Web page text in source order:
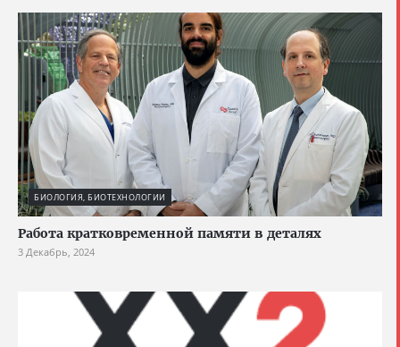
БИОЛОГИЯ, БИОТЕХНОЛОГИИ
Работа кратковременной памяти в деталях
3 Декабрь, 2024